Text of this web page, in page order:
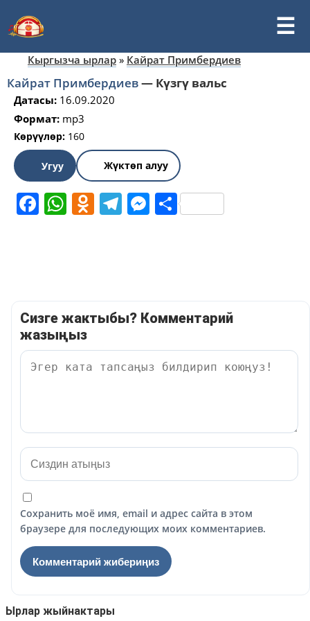
Кыргызча ырлар » Кайрат Примбердиев
Кайрат Примбердиев— Күзгү вальс
Датасы: 16.09.2020
Формат: mp3
Көрүүлөр: 160
Угуу Жүктөп алуу
Facebook
WhatsApp
Odnoklassniki
Telegram
Messenger
Share
Сизге жактыбы? Комментарий
жазыңыз
Сохранить моё имя, email и адрес сайта в этом
браузере для последующих моих комментариев.
Ырлар жыйнактары